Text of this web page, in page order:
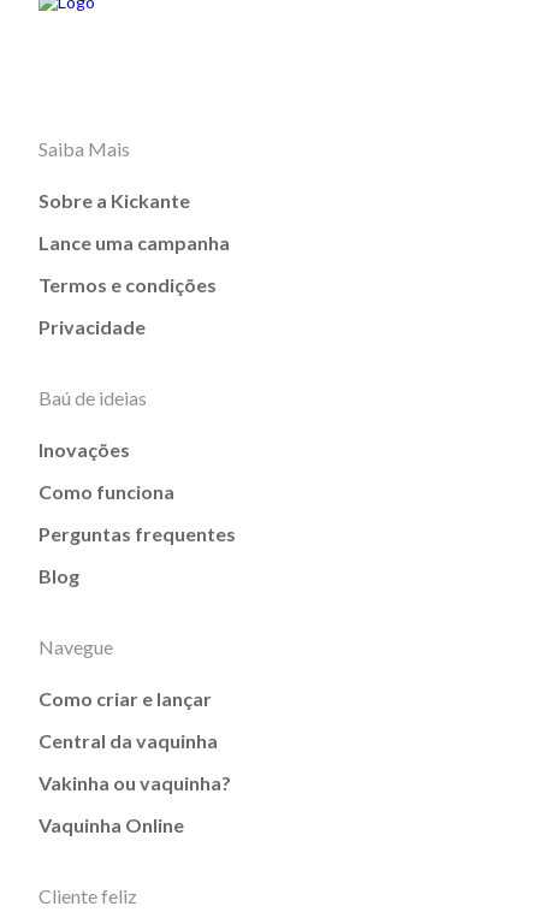
Saiba Mais
Sobre a Kickante
Lance uma campanha
Termos e condições
Privacidade
Baú de ideias
Inovações
Como funciona
Perguntas frequentes
Blog
Navegue
Como criar e lançar
Central da vaquinha
Vakinha ou vaquinha?
Vaquinha Online
Cliente feliz